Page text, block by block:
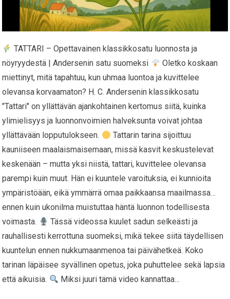
TATTARI – Opettavainen klassikkosatu luonnosta ja
nöyryydestä | Andersenin satu suomeksi
Oletko koskaan
miettinyt, mitä tapahtuu, kun uhmaa luontoa ja kuvittelee
olevansa korvaamaton? H. C. Andersenin klassikkosatu
"Tattari" on yllättävän ajankohtainen kertomus siitä, kuinka
ylimielisyys ja luonnonvoimien halveksunta voivat johtaa
yllättävään lopputulokseen.
Tattarin tarina sijoittuu
kauniiseen maalaismaisemaan, missä kasvit keskustelevat
keskenään – mutta yksi niistä, tattari, kuvittelee olevansa
parempi kuin muut. Hän ei kuuntele varoituksia, ei kunnioita
ympäristöään, eikä ymmärrä omaa paikkaansa maailmassa…
ennen kuin ukonilma muistuttaa häntä luonnon todellisesta
voimasta.
Tässä videossa kuulet sadun selkeästi ja
rauhallisesti kerrottuna suomeksi, mikä tekee siitä täydellisen
kuuntelun ennen nukkumaanmenoa tai päivähetkeä. Koko
tarinan läpäisee syvällinen opetus, joka puhuttelee sekä lapsia
että aikuisia.
Miksi juuri tämä video kannattaa…